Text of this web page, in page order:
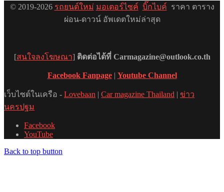
© 2019-2026 รถยนต์ใหม่ มอเตอร์ไซค์ บิ๊กไบค์ ราคา ตาราง
ผ่อน-ดาวน์ อัพเดตใหม่ล่าสุด
[สนใจลงโฆษณา] ติดต่อได้ที่ Carmagazine@outlook.co.th
Facebook Fanpage| Youtube Channel
เว็บไซต์ในเครือ - Lovebaan | Car magazine Thailand | ข่าว
นครปฐม
Facebook
YouTube
Back to top button